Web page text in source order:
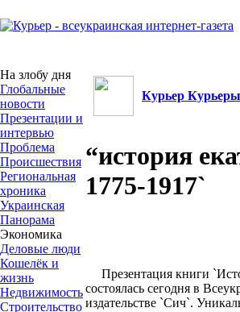
На злобу дня
Глобальные
новости
Презентации и
интервью
Проблема
Происшествия
Региональная
хроника
Украинская
Панорама
Экономика
Деловые люди
Кошелёк и
жизнь
Недвижимость
Строительство
Курьер
“история
1775-1917`
Презентация книги
состоялась сегодня в
издательстве `Сич`.